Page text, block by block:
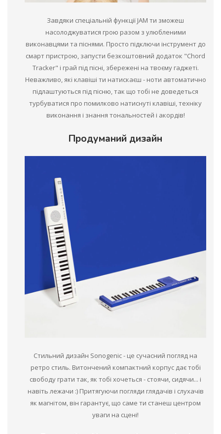
Завдяки спеціальній функції JAM ти зможеш
насолоджуватися грою разом з улюбленими
виконавцями та піснями. Просто підключи інструмент до
смарт пристрою, запусти безкоштовний додаток "Chord
Tracker" і грай під пісні, збережені на твоєму гаджеті.
Неважливо, які клавіші ти натискаєш - ноти автоматично
підлаштуються під пісню, так що тобі не доведеться
турбуватися про помилково натиснуті клавіші, техніку
виконання і знання тональностей і акордів!
Продуманий дизайн
Стильний дизайн Sonogenic - це сучасний погляд на
ретро стиль. Витончений компактний корпус дає тобі
свободу грати так, як тобі хочеться - стоячи, сидячи... і
навіть лежачи :) Притягуючи погляди глядачів і слухачів
як магнітом, він гарантує, що саме ти станеш центром
уваги на сцені!